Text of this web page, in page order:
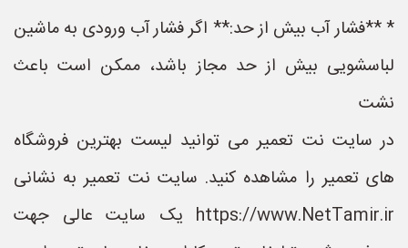
* **فشار آب بیش از حد:** اگر فشار آب ورودی به ماشین
لباسشویی بیش از حد مجاز باشد، ممکن است باعث
نشت
در سایت نت تعمیر می توانید لیست بهترین فروشگاه
های تعمیر را مشاهده کنید. سایت نت تعمیر به نشانی
https://www.NetTamir.ir یک سایت عالی جهت